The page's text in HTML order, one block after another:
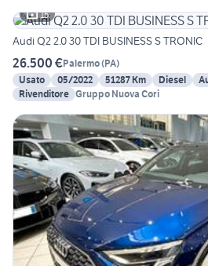
15
Audi Q2 2.0 30 TDI BUSINESS S TRONIC
26.500 €Palermo(PA)
Usato
05/2022 51287 Km Diesel
Rivenditore Gruppo Nuova Cori